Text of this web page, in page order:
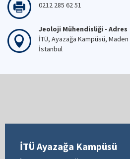
0212 285 62 51
Jeoloji Mühendisliği - Adres
İTÜ, Ayazağa Kampüsü,
İstanbul
İTÜ Ayazağa Kampüsü